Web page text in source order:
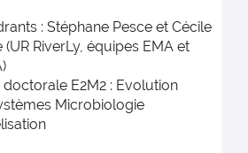
: Stéphane Pesce et Cécile
(UR RiverLy, équipes EMA et
doctorale E2M2 : Evolution
Microbiologie